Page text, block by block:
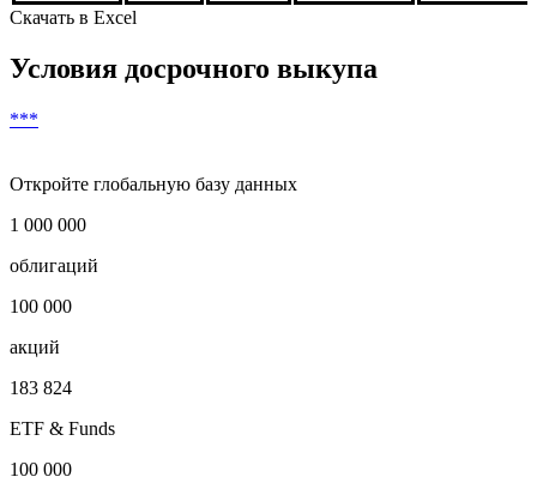
Скачать в Excel
Условия досрочного выкупа
***
Откройте глобальную базу данных
1 000 000
облигаций
100 000
акций
183 824
ETF & Funds
100 000